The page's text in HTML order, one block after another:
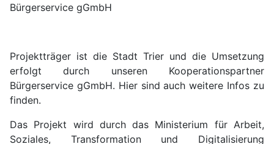
Bürgerservice gGmbH
Projektträger ist die Stadt Trier und die Umsetzung
erfolgt durch unseren Kooperationspartner
Bürgerservice gGmbH. Hier sind auch weitere Infos zu
finden.
Das Projekt wird durch das Ministerium für Arbeit,
Soziales, Transformation und Digitalisierung